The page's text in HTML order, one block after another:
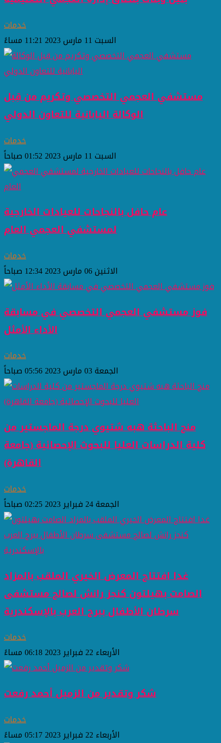
خدمات
السبت 11 مارس 2023 11:21 مساءً
مستشفي العجمي التخصصي وتكريم من قِبل
الوكالة اليابانية للتعاون الدولي
خدمات
السبت 11 مارس 2023 01:52 صباحاً
عام حافل بالنجاحات للعيادات الخارجية
لمستشفي العجمي العام
خدمات
الاثنين 06 مارس 2023 12:34 صباحاً
فوز مستشفي العجمي التخصصي في مسابقة
الأداء الأمثل
خدمات
الجمعة 03 مارس 2023 05:56 صباحاً
منح الباحثة هبه شتيوي درجة الماجستير من
كلية الدراسات العليا للبحوث الإحصائية (جامعة
القاهرة)
خدمات
الجمعة 24 فبراير 2023 02:25 صباحاً
غدا افتتاح المعرض الخيري الملقب بالمزاد
الصامت بهيلتون كنجز رانش لصالح مستشفى
سرطان الأطفال ببرج العرب بالإسكندرية
خدمات
الأربعاء 22 فبراير 2023 06:18 مساءً
شكر وتقدير من الزميل أحمد رفعت
خدمات
الأربعاء 22 فبراير 2023 05:17 مساءً